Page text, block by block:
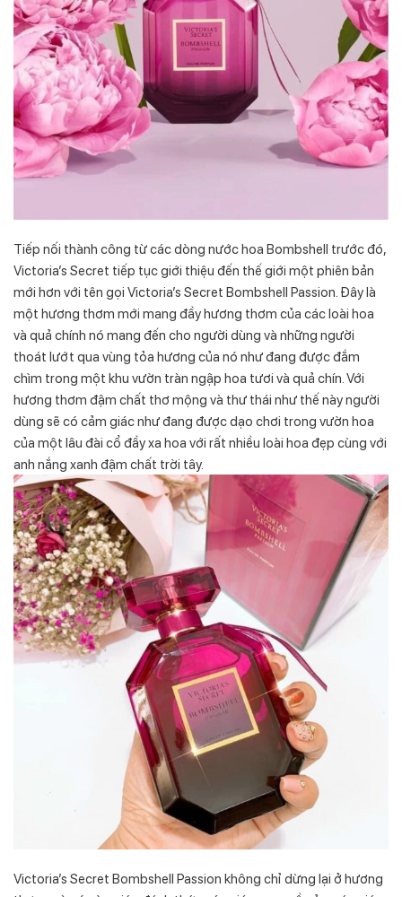
Tiếp nối thành công từ các dòng nước hoa Bombshell trước đó,
Victoria’s Secret tiếp tục giới thiệu đến thế giới một phiên bản
mới hơn với tên gọi Victoria’s Secret Bombshell Passion. Đây là
một hương thơm mới mang đầy hương thơm của các loài hoa
và quả chính nó mang đến cho người dùng và những người
thoát lướt qua vùng tỏa hương của nó như đang được đắm
chìm trong một khu vườn tràn ngập hoa tươi và quả chín. Với
hương thơm đậm chất thơ mộng và thư thái như thế này người
dùng sẽ có cảm giác như đang được dạo chơi trong vườn hoa
của một lâu đài cổ đầy xa hoa với rất nhiều loài hoa đẹp cùng với
anh nắng xanh đậm chất trời tây.
Victoria’s Secret Bombshell Passion không chỉ dừng lại ở hương